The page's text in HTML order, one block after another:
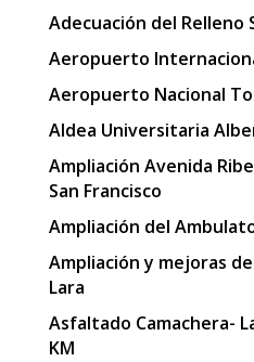
Adecuación del Relleno
Aeropuerto
Aeropuerto Nacional
Aldea Universitaria
Ampliación Avenida
San Francisco
Ampliación del
Ampliación y mejoras
Lara
Asfaltado Camachera-
KM